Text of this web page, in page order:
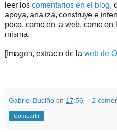
leer los comentarios en el blog,
apoya, analiza, construye e
poco, como en la web, como en
misma.
[Imagen, extracto de la web de
Gabriel Budiño en 17:56 2
Compartir